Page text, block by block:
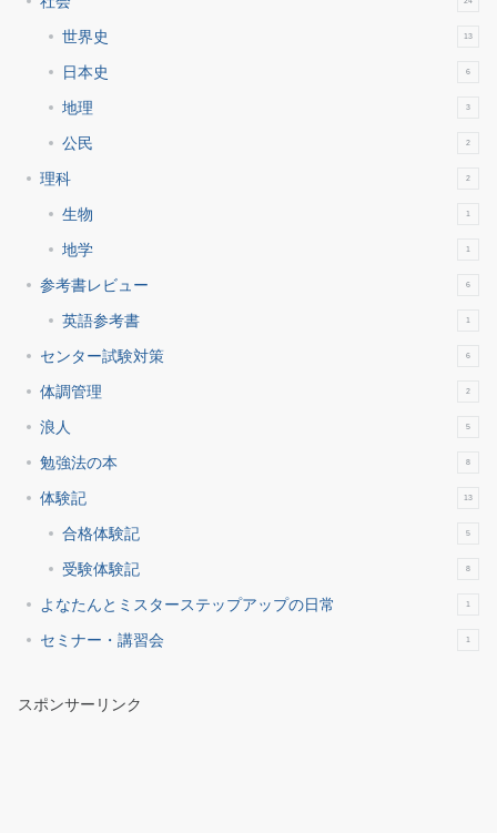
世界史 13
日本史 6
地理 3
公民 2
理科 2
生物 1
地学 1
参考書レビュー 6
英語参考書 1
センター試験対策 6
体調管理 2
浪人 5
勉強法の本 8
体験記 13
合格体験記 5
受験体験記 8
よなたんとミスターステップアップの日常 1
セミナー・講習会 1
スポンサーリンク